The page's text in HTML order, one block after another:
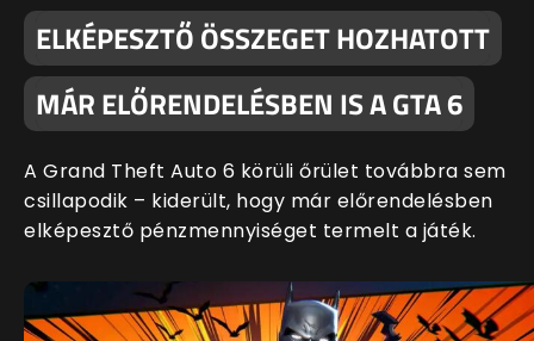
ELKÉPESZTŐ ÖSSZEGET HOZHATOTT
MÁR ELŐRENDELÉSBEN IS A GTA 6
A Grand Theft Auto 6 körüli őrület továbbra sem
csillapodik – kiderült, hogy már előrendelésben
elképesztő pénzmennyiséget termelt a játék.